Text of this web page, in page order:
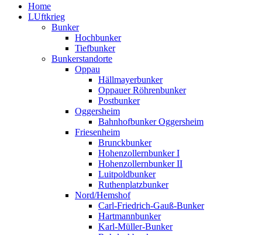
Home
LUftkrieg
Bunker
Hochbunker
Tiefbunker
Bunkerstandorte
Oppau
Hällmayerbunker
Oppauer Röhrenbunker
Postbunker
Oggersheim
Bahnhofbunker Oggersheim
Friesenheim
Brunckbunker
Hohenzollernbunker I
Hohenzollernbunker II
Luitpoldbunker
Ruthenplatzbunker
Nord/Hemshof
Carl-Friedrich-Gauß-Bunker
Hartmannbunker
Karl-Müller-Bunker